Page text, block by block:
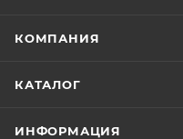
КОМПАНИЯ
КАТАЛОГ
ИНФОРМАЦИЯ